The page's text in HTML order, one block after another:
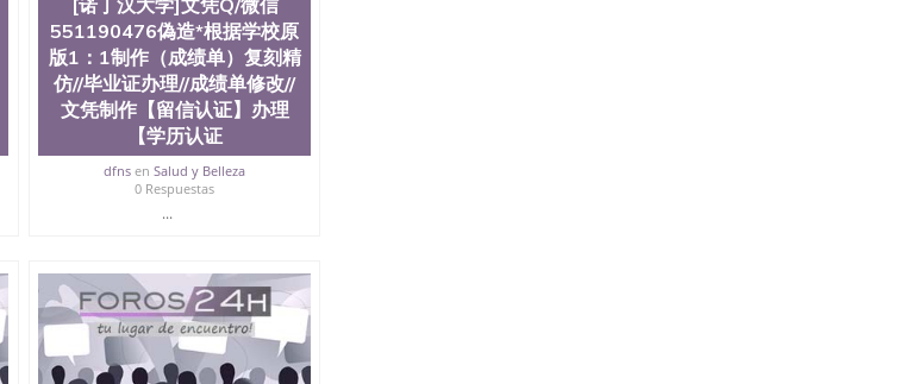
[诺丁汉大学]文凭Q/微信
551190476偽造*根据学校原
版1：1制作（成绩单）复刻精
仿//毕业证办理//成绩单修改//
文凭制作【留信认证】办理
【学历认证
dfns enSalud y Belleza
0 Respuestas
...